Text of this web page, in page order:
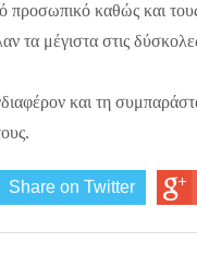
προσωπικό καθώς και
τα μέγιστα στις
και τη
Share on Twitter